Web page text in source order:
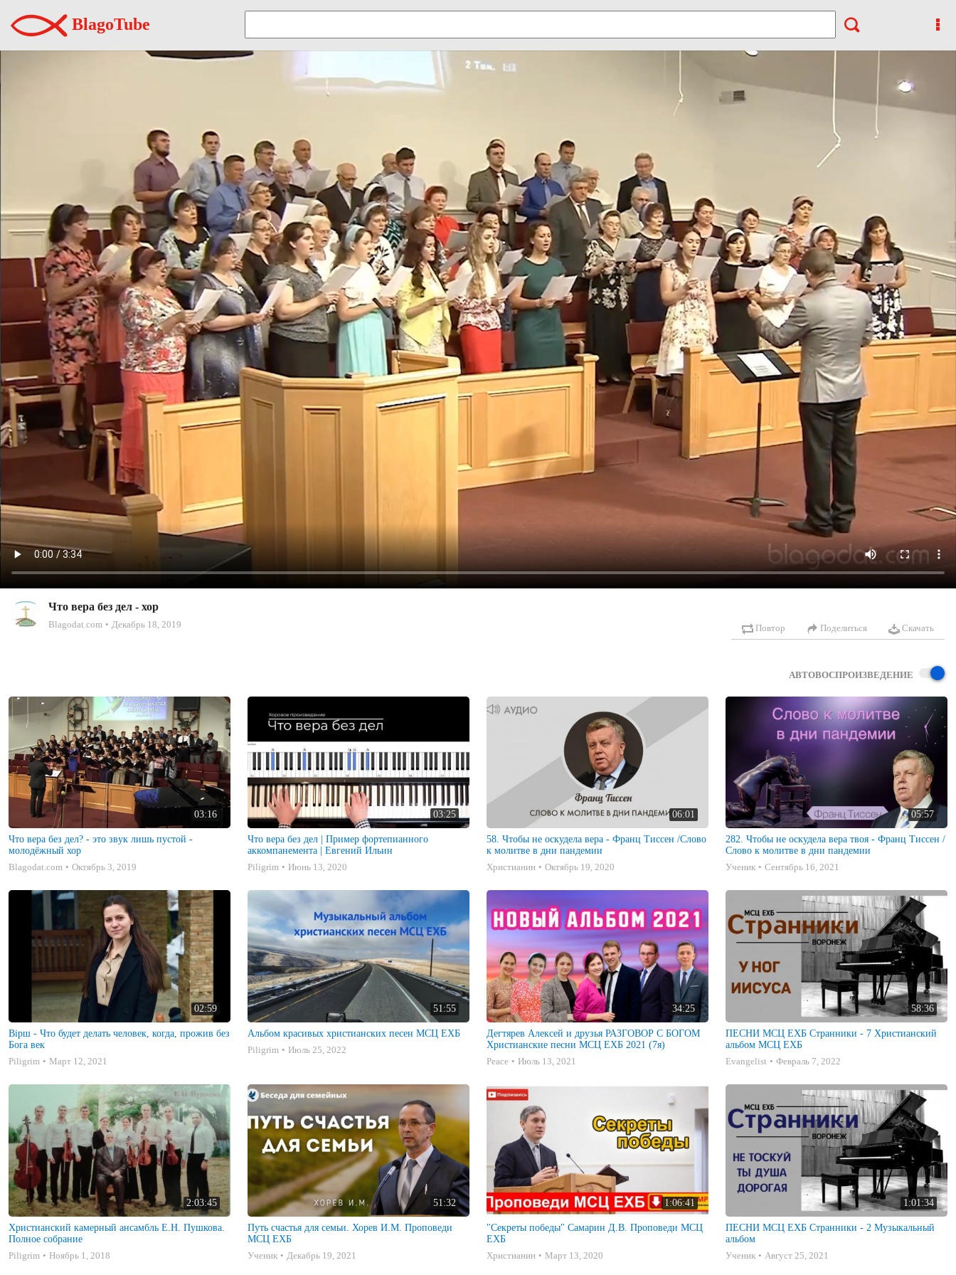
BlagoTube
Что вера без дел - хор
Blagodat.com Декабрь 18, 2019 Повтор Поделиться Скачать
АВТОВОСПРОИЗВЕДЕНИЕ
03:16
Что вера без дел? - это звук лишь пустой -
молодёжный хор
Blagodat.com
Октябрь 3, 2019
03:25
Что вера без дел | Пример фортепианного
аккомпанемента | Евгений Ильин
Piligrim
Июнь 13, 2020
06:01
58. Чтобы не оскудела вера - Франц Тиссен /Слово
к молитве в дни пандемии
Христианин
Октябрь 19, 2020
05:57
282. Чтобы не оскудела вера твоя - Франц Тиссен /
Слово к молитве в дни пандемии
Ученик
Сентябрь 16, 2021
02:59
Вірш - Что будет делать человек, когда, прожив без
Бога век
Piligrim
Март 12, 2021
51:55
Альбом красивых христианских песен МСЦ ЕХБ
Piligrim
Июль 25, 2022
34:25
Дегтярев Алексей и друзья РАЗГОВОР С БОГОМ
Христианские песни МСЦ ЕХБ 2021 (7я)
Peace
Июль 13, 2021
58:36
ПЕСНИ МСЦ ЕХБ Странники - 7 Христианский
альбом МСЦ ЕХБ
Evangelist
Февраль 7, 2022
2:03:45
Христианский камерный ансамбль Е.Н. Пушкова.
Полное собрание
Piligrim
Ноябрь 1, 2018
51:32
Путь счастья для семьи. Хорев И.М. Проповеди
МСЦ ЕХБ
Ученик
Декабрь 19, 2021
1:06:41
"Секреты победы" Самарин Д.В. Проповеди МСЦ
ЕХБ
Христианин
Март 13, 2020
1:01:34
ПЕСНИ МСЦ ЕХБ Странники - 2 Музыкальный
альбом
Ученик
Август 25, 2021